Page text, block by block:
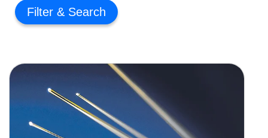
Filter